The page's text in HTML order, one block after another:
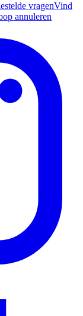
vragenVind
annuleren